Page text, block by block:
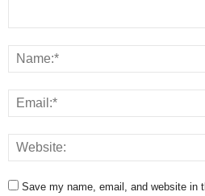
Save my name, email, and website in